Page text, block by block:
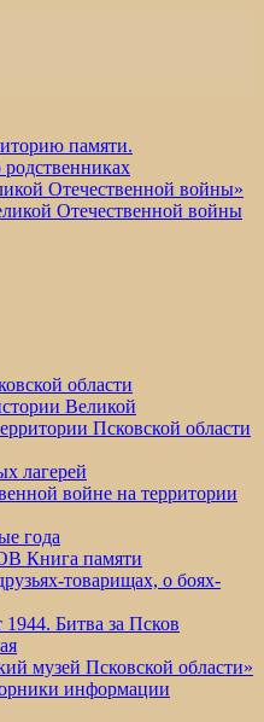
памяти.
Отечественной войны»
Отечественной войны
области
Великой
Псковской области
лагерей
войне на территории
года
Книга памяти
товарищах, о боях-
Битва за Псков
музей Псковской области»
информации